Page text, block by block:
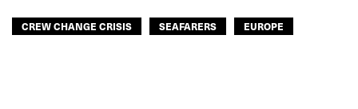
CREW CHANGE CRISIS SEAFARERS EUROPE